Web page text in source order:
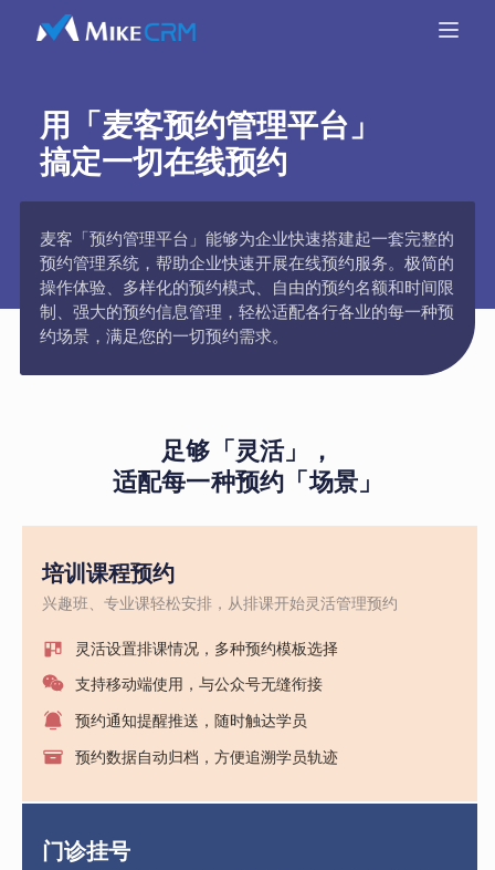
用「麦客预约管理平台」
搞定一切在线预约
麦客「预约管理平台」能够为企业快速搭建起一套完整的
预约管理系统，帮助企业快速开展在线预约服务。极简的
操作体验、多样化的预约模式、自由的预约名额和时间限
制、强大的预约信息管理，轻松适配各行各业的每一种预
约场景，满足您的一切预约需求。
足够「灵活」，
适配每一种预约「场景」
培训课程预约
兴趣班、专业课轻松安排，从排课开始灵活管理预约
灵活设置排课情况，多种预约模板选择
支持移动端使用，与公众号无缝衔接
预约通知提醒推送，随时触达学员
预约数据自动归档，方便追溯学员轨迹
门诊挂号